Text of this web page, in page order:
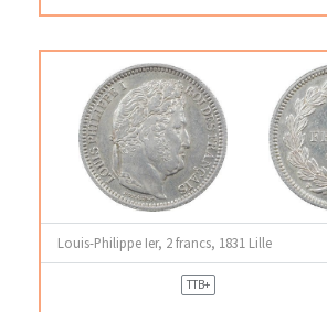
Louis-Philippe Ier, 2 francs, 1831 Lille
TTB+